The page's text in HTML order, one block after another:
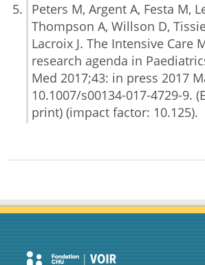
Peters M, Argent A, Festa M,
Thompson A, Willson D,
Lacroix J. The Intensive Care
research agenda in
Med 2017;43: in press 2017
10.1007/s00134-017-4729-9.
print) (impact factor: 10.125).